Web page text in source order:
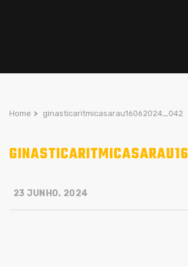
Home > ginasticaritmicasarau16062024_042
23 JUNHO, 2024